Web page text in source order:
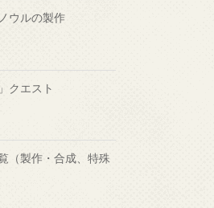
ウルの製作
クエスト
（製作・合成、特殊